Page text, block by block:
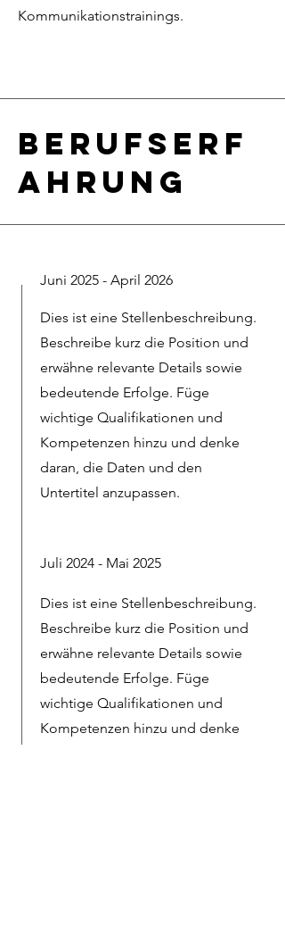
Kommunikationstrainings.
Berufserf
ahrung
Juni 2025 - April 2026
Dies ist eine Stellenbeschreibung.
Beschreibe kurz die Position und
erwähne relevante Details sowie
bedeutende Erfolge. Füge
wichtige Qualifikationen und
Kompetenzen hinzu und denke
daran, die Daten und den
Untertitel anzupassen.
Juli 2024 - Mai 2025
Dies ist eine Stellenbeschreibung.
Beschreibe kurz die Position und
erwähne relevante Details sowie
bedeutende Erfolge. Füge
wichtige Qualifikationen und
Kompetenzen hinzu und denke